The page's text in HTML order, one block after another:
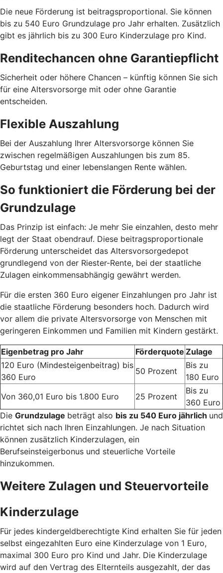
Die neue Förderung ist beitragsproportional. Sie können
bis zu 540 Euro Grundzulage pro Jahr erhalten. Zusätzlich
gibt es jährlich bis zu 300 Euro Kinderzulage pro Kind.
Renditechancen ohne Garantiepflicht
Sicherheit oder höhere Chancen – künftig können Sie sich
für eine Altersvorsorge mit oder ohne Garantie
entscheiden.
Flexible Auszahlung
Bei der Auszahlung Ihrer Altersvorsorge können Sie
zwischen regelmäßigen Auszahlungen bis zum 85.
Geburtstag und einer lebenslangen Rente wählen.
So funktioniert die Förderung bei der
Grundzulage
Das Prinzip ist einfach: Je mehr Sie einzahlen, desto mehr
legt der Staat obendrauf. Diese beitragsproportionale
Förderung unterscheidet das Altersvorsorgedepot
grundlegend von der Riester-Rente, bei der staatliche
Zulagen einkommensabhängig gewährt werden.
Für die ersten 360 Euro eigener Einzahlungen pro Jahr ist
die staatliche Förderung besonders hoch. Dadurch wird
vor allem die private Altersvorsorge von Menschen mit
geringeren Einkommen und Familien mit Kindern gestärkt.
Eigenbetrag pro Jahr Förderquote Zulage
120 Euro (Mindesteigenbeitrag) bis
360 Euro
50 Prozent
Bis zu
180 Euro
Von 360,01 Euro bis 1.800 Euro
25 Prozent
Bis zu
360 Euro
Die Grundzulage beträgt also bis zu 540 Euro jährlich und
richtet sich nach Ihren Einzahlungen. Je nach Situation
können zusätzlich Kinderzulagen, ein
Berufseinsteigerbonus und steuerliche Vorteile
hinzukommen.
Weitere Zulagen und Steuervorteile
Kinderzulage
Für jedes kindergeldberechtigte Kind erhalten Sie für jeden
selbst eingezahlten Euro eine Kinderzulage von 1 Euro,
maximal 300 Euro pro Kind und Jahr. Die Kinderzulage
wird auf den Vertrag des Elternteils ausgezahlt, der das